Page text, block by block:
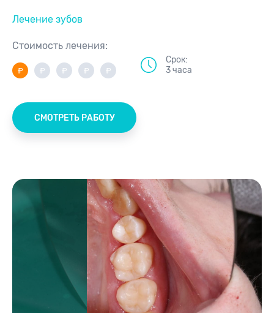
Лечение зубов
Стоимость лечения:
Срок:
3 часа
СМОТРЕТЬ РАБОТУ